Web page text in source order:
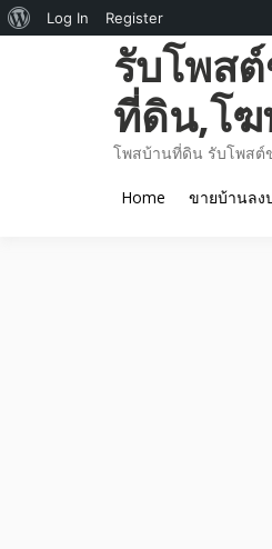
รับโพส
ที่ดิน,โฆ
โพสบ้านที่ดิน รับโพสต์
Home ขายบ้านลง
About
Log In Register